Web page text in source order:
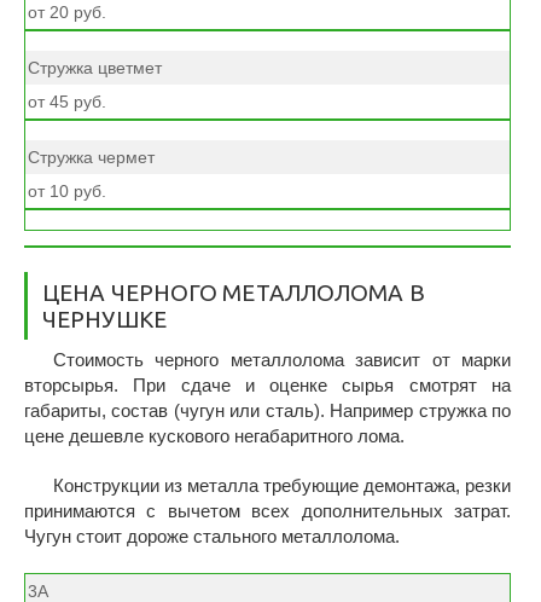
от 20 руб.
Стружка цветмет
от 45 руб.
Стружка чермет
от 10 руб.
ЦЕНА ЧЕРНОГО МЕТАЛЛОЛОМА В
ЧЕРНУШКЕ
Стоимость черного металлолома зависит от марки
вторсырья. При сдаче и оценке сырья смотрят на
габариты, состав (чугун или сталь). Например стружка по
цене дешевле кускового негабаритного лома.
Конструкции из металла требующие демонтажа, резки
принимаются с вычетом всех дополнительных затрат.
Чугун стоит дороже стального металлолома.
3А